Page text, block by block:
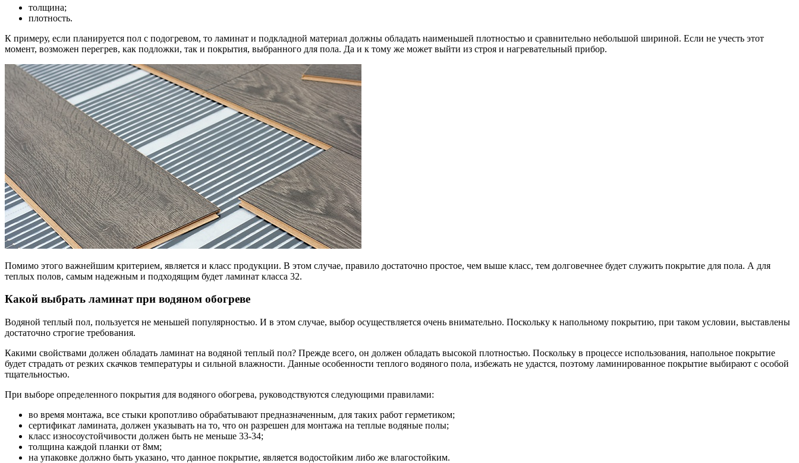
толщина;
плотность.
К примеру, если планируется пол с подогревом, то ламинат и подкладной материал должны обладать наименьшей плотностью и сравнительно небольшой шириной. Если не учесть этот
момент, возможен перегрев, как подложки, так и покрытия, выбранного для пола. Да и к тому же может выйти из строя и нагревательный прибор.
Помимо этого важнейшим критерием, является и класс продукции. В этом случае, правило достаточно простое, чем выше класс, тем долговечнее будет служить покрытие для пола. А для
теплых полов, самым надежным и подходящим будет ламинат класса 32.
Какой выбрать ламинат при водяном обогреве
Водяной теплый пол, пользуется не меньшей популярностью. И в этом случае, выбор осуществляется очень внимательно. Поскольку к напольному покрытию, при таком условии, выставлены
достаточно строгие требования.
Какими свойствами должен обладать ламинат на водяной теплый пол? Прежде всего, он должен обладать высокой плотностью. Поскольку в процессе использования, напольное покрытие
будет страдать от резких скачков температуры и сильной влажности. Данные особенности теплого водяного пола, избежать не удастся, поэтому ламинированное покрытие выбирают с особой
тщательностью.
При выборе определенного покрытия для водяного обогрева, руководствуются следующими правилами:
во время монтажа, все стыки кропотливо обрабатывают предназначенным, для таких работ герметиком;
сертификат ламината, должен указывать на то, что он разрешен для монтажа на теплые водяные полы;
класс износоустойчивости должен быть не меньше 33-34;
толщина каждой планки от 8мм;
на упаковке должно быть указано, что данное покрытие, является водостойким либо же влагостойким.